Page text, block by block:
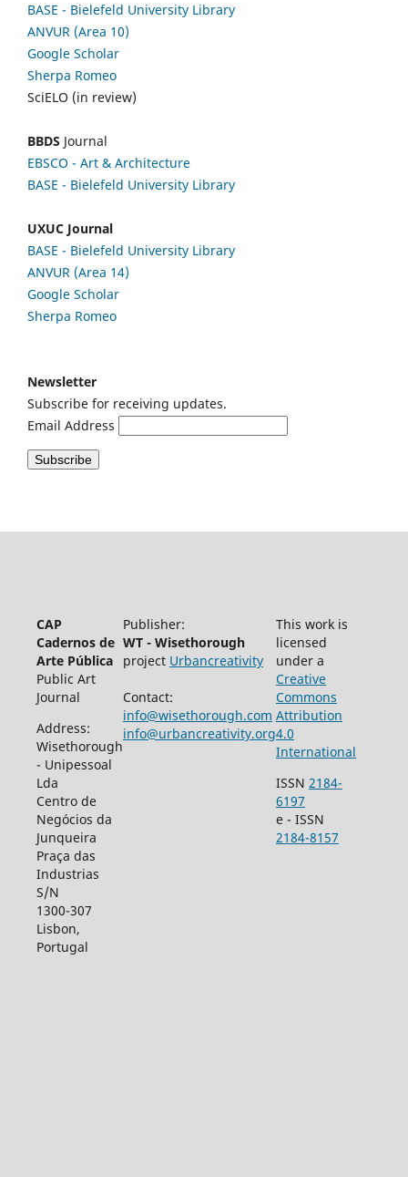
BASE - Bielefeld University Library
ANVUR (Area 10)
Google Scholar
Sherpa Romeo
SciELO (in review)
BBDS Journal
EBSCO - Art & Architecture
BASE - Bielefeld University Library
UXUC Journal
BASE - Bielefeld University Library
ANVUR (Area 14)
Google Scholar
Sherpa Romeo
Newsletter
Subscribe for receiving updates.
Email Address
CAP
Cadernos de
Arte Pública
Public Art
Journal
Address:
Wisethorough
- Unipessoal
Lda
Centro de
Negócios da
Junqueira
Praça das
Industrias
S/N
1300-307
Lisbon,
Portugal
Publisher:
WT - Wisethorough
project Urbancreativity
Contact:
info@wisethorough.com
info@urbancreativity.org
This work is
licensed
under a
Creative
Commons
Attribution
4.0
International
ISSN 2184-
6197
e - ISSN
2184-8157